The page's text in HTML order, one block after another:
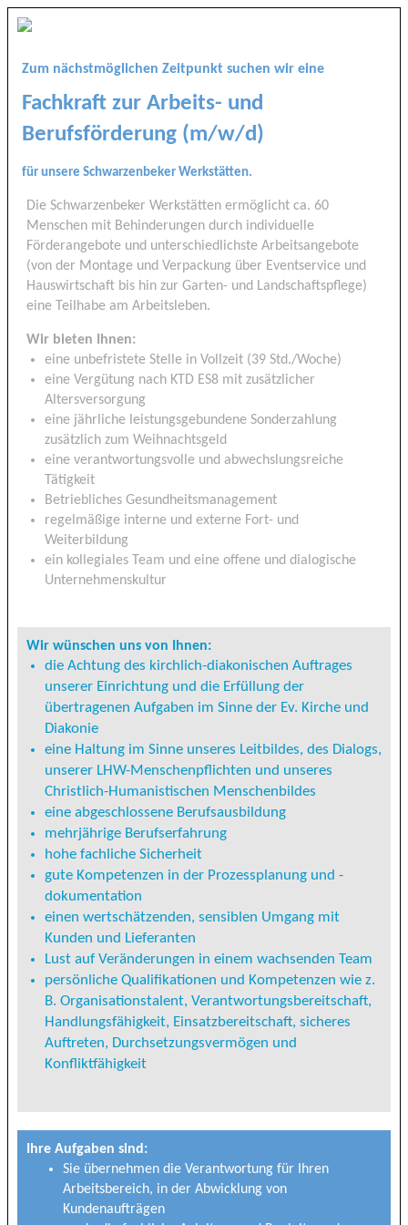
Zum nächstmöglichen Zeitpunkt suchen wir eine
Fachkraft zur Arbeits- und
Berufsförderung (m/w/d)
für unsere Schwarzenbeker Werkstätten.
Die Schwarzenbeker Werkstätten ermöglicht ca. 60
Menschen mit Behinderungen durch individuelle
Förderangebote und unterschiedlichste Arbeitsangebote
(von der Montage und Verpackung über Eventservice und
Hauswirtschaft bis hin zur Garten- und Landschaftspflege)
eine Teilhabe am Arbeitsleben.
Wir bieten Ihnen:
eine unbefristete Stelle in Vollzeit (39 Std./Woche)
eine Vergütung nach KTD ES8 mit zusätzlicher
Altersversorgung
eine jährliche leistungsgebundene Sonderzahlung
zusätzlich zum Weihnachtsgeld
eine verantwortungsvolle und abwechslungsreiche
Tätigkeit
Betriebliches Gesundheitsmanagement
regelmäßige interne und externe Fort- und
Weiterbildung
ein kollegiales Team und eine offene und dialogische
Unternehmenskultur
Wir wünschen uns von Ihnen:
die Achtung des kirchlich-diakonischen Auftrages
unserer Einrichtung und die Erfüllung der
übertragenen Aufgaben im Sinne der Ev. Kirche und
Diakonie
eine Haltung im Sinne unseres Leitbildes, des Dialogs,
unserer LHW-Menschenpflichten und unseres
Christlich-Humanistischen Menschenbildes
eine abgeschlossene Berufsausbildung
mehrjährige Berufserfahrung
hohe fachliche Sicherheit
gute Kompetenzen in der Prozessplanung und -
dokumentation
einen wertschätzenden, sensiblen Umgang mit
Kunden und Lieferanten
Lust auf Veränderungen in einem wachsenden Team
persönliche Qualifikationen und Kompetenzen wie z.
B. Organisationstalent, Verantwortungsbereitschaft,
Handlungsfähigkeit, Einsatzbereitschaft, sicheres
Auftreten, Durchsetzungsvermögen und
Konfliktfähigkeit
Ihre Aufgaben sind:
Sie übernehmen die Verantwortung für Ihren
Arbeitsbereich, in der Abwicklung von
Kundenaufträgen